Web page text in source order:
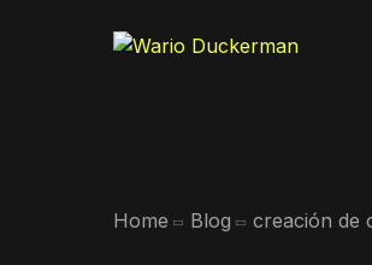
Home Blog creación de